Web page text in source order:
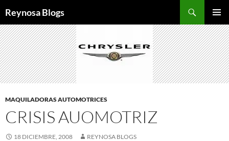
Reynosa Blogs
MENÚ
AL
CONTENIDO
MAQUILADORAS AUTOMOTRICES
CRISIS AUOMOTRIZ
18 DICIEMBRE, 2008 REYNOSA BLOGS